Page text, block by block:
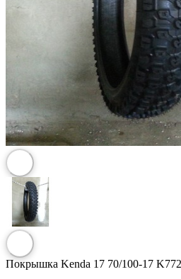
Покрышка Kenda 17 70/100-17